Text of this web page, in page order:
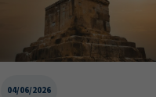
04/06/2026